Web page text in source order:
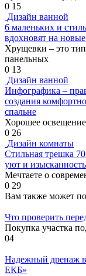
0 15
Дизайн ванной
6 маленьких и
вдохновят на
Хрущевки – это
панельных
0 13
Дизайн ванной
Инфографика –
создания
спальне
Хорошее
0 26
Дизайн комнаты
Стильная трешка
уют и
Мечтаете о
0 29
Вам также может
Что проверить
Покупка участка
04
Надежный дренаж
ЕКБ»